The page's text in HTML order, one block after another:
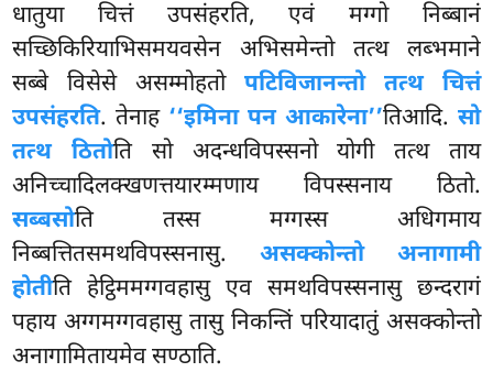
धातुया चित्तं उपसंहरति, एवं मग्गो निब्बानं
सच्छिकिरियाभिसमयवसेन अभिसमेन्तो तत्थ लब्भमाने
सब्बे विसेसे असम्मोहतो पटिविजानन्तो तत्थ चित्तं
उपसंहरति. तेनाह ‘‘इमिना पन आकारेना’’तिआदि. सो
तत्थ ठितोति सो अदन्धविपस्सनो योगी तत्थ ताय
अनिच्चादिलक्खणत्तयारम्मणाय विपस्सनाय ठितो.
सब्बसोति तस्स मग्गस्स अधिगमाय
निब्बत्तितसमथविपस्सनासु. असक्कोन्तो अनागामी
होतीति हेट्ठिममग्गवहासु एव समथविपस्सनासु छन्दरागं
पहाय अग्गमग्गवहासु तासु निकन्तिं परियादातुं असक्कोन्तो
अनागामितायमेव सण्ठाति.